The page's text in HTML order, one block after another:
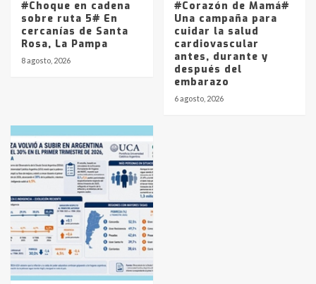
#Choque en cadena
sobre ruta 5# En
cercanías de Santa
Rosa, La Pampa
8 agosto, 2026
#Corazón de Mamá#
Una campaña para
cuidar la salud
cardiovascular
antes, durante y
después del
embarazo
6 agosto, 2026